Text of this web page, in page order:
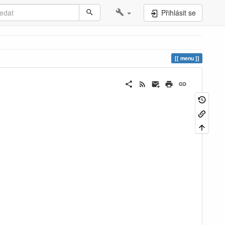
Přihlásit se
menu